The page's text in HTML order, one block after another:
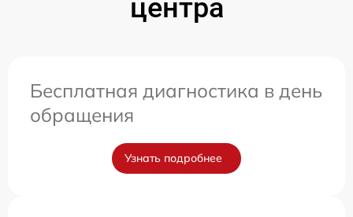
центра
Бесплатная диагностика в день
обращения
Узнать подробнее